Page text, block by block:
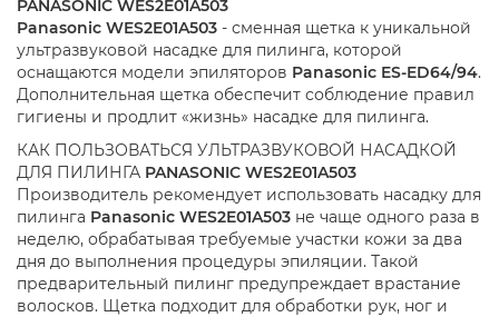
PANASONIC WES2E01A503
Panasonic WES2E01A503 - сменная щетка к уникальной
ультразвуковой насадке для пилинга, которой
оснащаются модели эпиляторов Panasonic ES-ED64/94.
Дополнительная щетка обеспечит соблюдение правил
гигиены и продлит «жизнь» насадке для пилинга.
КАК ПОЛЬЗОВАТЬСЯ УЛЬТРАЗВУКОВОЙ НАСАДКОЙ
ДЛЯ ПИЛИНГА PANASONIC WES2E01A503
Производитель рекомендует использовать насадку для
пилинга Panasonic WES2E01A503 не чаще одного раза в
неделю, обрабатывая требуемые участки кожи за два
дня до выполнения процедуры эпиляции. Такой
предварительный пилинг предупреждает врастание
волосков. Щетка подходит для обработки рук, ног и